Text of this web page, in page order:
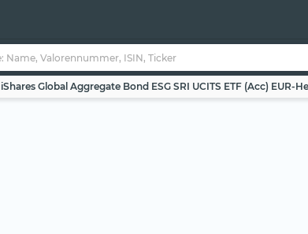
iShares Global Aggregate Bond ESG SRI UCITS ETF (Acc) EUR-